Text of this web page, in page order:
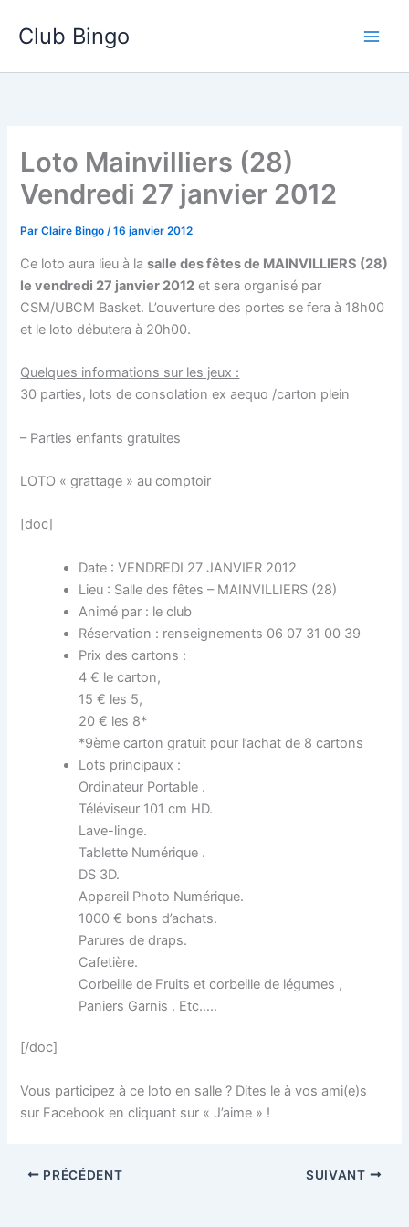
Club Bingo
Loto Mainvilliers (28)
Vendredi 27 janvier 2012
ParClaire Bingo/16 janvier 2012
Ce loto aura lieu à lasalle des fêtes de MAINVILLIERS (28)
le vendredi 27 janvier 2012 et sera organisé par
CSM/UBCM Basket. L’ouverture des portes se fera à 18h00
et le loto débutera à 20h00.
Quelques informations sur les jeux :
30 parties, lots de consolation ex aequo /carton plein
– Parties enfants gratuites
LOTO « grattage » au comptoir
[doc]
Date : VENDREDI 27 JANVIER 2012
Lieu : Salle des fêtes – MAINVILLIERS (28)
Animé par : le club
Réservation : renseignements 06 07 31 00 39
Prix des cartons :
4 € le carton,
15 € les 5,
20 € les 8*
*9ème carton gratuit pour l’achat de 8 cartons
Lots principaux :
Ordinateur Portable .
Téléviseur 101 cm HD.
Lave-linge.
Tablette Numérique .
DS 3D.
Appareil Photo Numérique.
1000 € bons d’achats.
Parures de draps.
Cafetière.
Corbeille de Fruits et corbeille de légumes ,
Paniers Garnis . Etc…..
[/doc]
Vous participez à ce loto en salle ? Dites le à vos ami(e)s
sur Facebook en cliquant sur « J’aime » !
PRÉCÉDENT SUIVANT